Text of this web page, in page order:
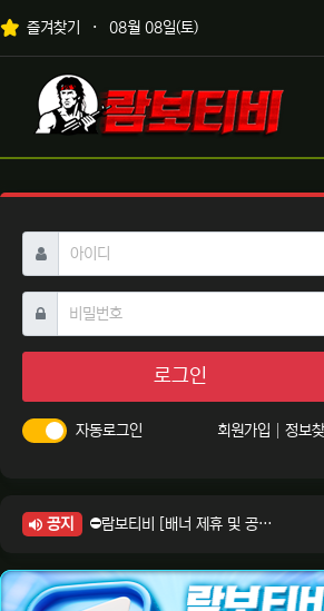
상단 네비
즐겨찾기 08월 08일(토)
메인 메뉴
로고
아이디 필수
비밀번호필수
로그인
자동로그인 회원가입 정보찾
공지
⛔람보티비 [배너 제휴 및 공식 입점 문의 안내]
⛔람보티비 [정회원 등급UP! 안내사항]
⛔람보티비 [채팅방 이용시 주의사항]